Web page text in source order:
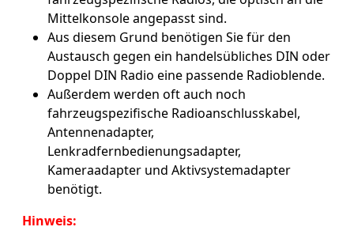
Mittelkonsole angepasst sind.
Aus diesem Grund benötigen Sie für den
Austausch gegen ein handelsübliches DIN oder
Doppel DIN Radio eine passende Radioblende.
Außerdem werden oft auch noch
fahrzeugspezifische Radioanschlusskabel,
Antennenadapter,
Lenkradfernbedienungsadapter,
Kameraadapter und Aktivsystemadapter
benötigt.
Hinweis: